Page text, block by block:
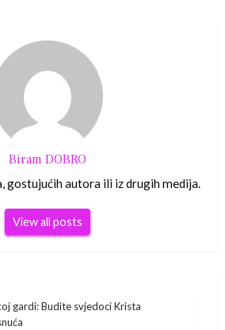
Biram DOBRO
gostujućih autora ili iz drugih medija.
View all posts
gardi: Budite svjedoci Krista